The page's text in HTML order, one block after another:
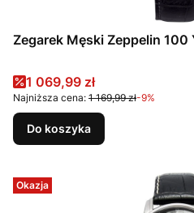
Zegarek Męski Zeppelin 100
Cena promocyjna
1 069,99 zł
Najniższa cena: 1 169,99 zł-9%
Do koszyka
Okazja